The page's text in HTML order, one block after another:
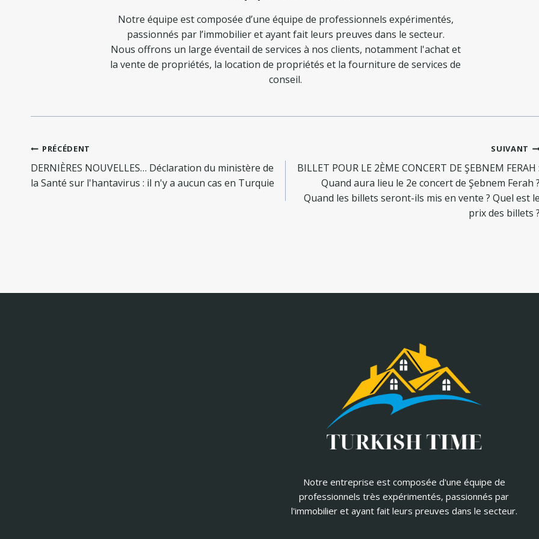
Notre équipe est composée d’une équipe de professionnels expérimentés,
passionnés par l’immobilier et ayant fait leurs preuves dans le secteur.
Nous offrons un large éventail de services à nos clients, notamment l'achat et
la vente de propriétés, la location de propriétés et la fourniture de services de
conseil.
Navigation
de
l’article
PRÉCÉDENT
DERNIÈRES NOUVELLES… Déclaration du ministère de
la Santé sur l'hantavirus : il n'y a aucun cas en Turquie
SUIVANT
BILLET POUR LE 2ÈME CONCERT DE ŞEBNEM FERAH :
Quand aura lieu le 2e concert de Şebnem Ferah ?
Quand les billets seront-ils mis en vente ? Quel est le
prix des billets ?
Notre entreprise est composée d'une équipe de
professionnels très expérimentés, passionnés par
l'immobilier et ayant fait leurs preuves dans le secteur.